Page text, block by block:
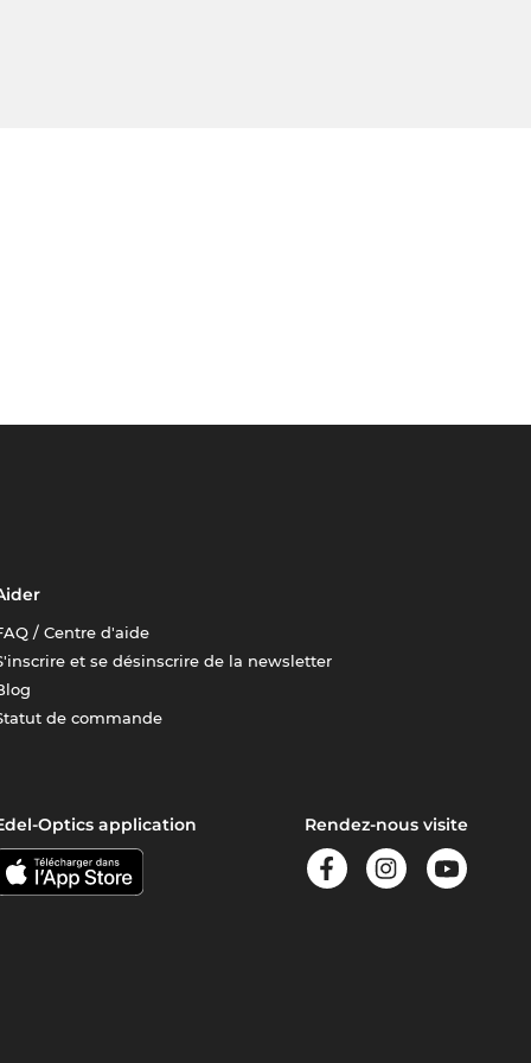
/ Centre d'aide
et se désinscrire de la newsletter
de commande
Optics application Rendez-nous visite